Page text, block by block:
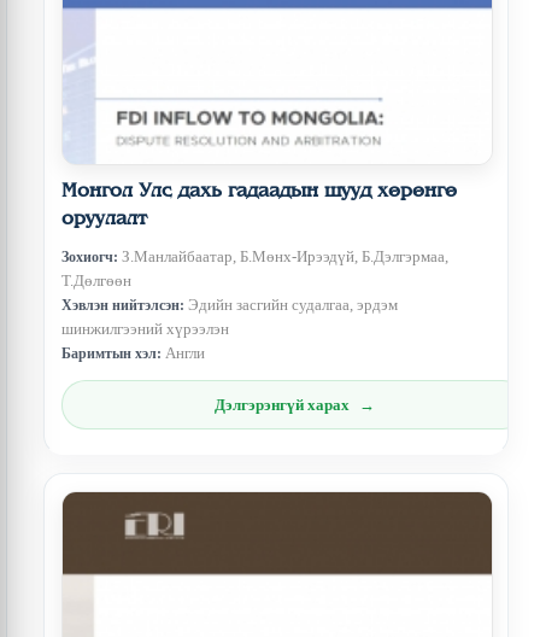
Монгол Улс дахь гадаадын шууд хөрөнгө
оруулалт
Зохиогч: З.Манлайбаатар, Б.Мөнх-Ирээдүй, Б.Дэлгэрмаа,
Т.Дөлгөөн
Хэвлэн нийтэлсэн: Эдийн засгийн судалгаа, эрдэм
шинжилгээний хүрээлэн
Баримтын хэл: Англи
Дэлгэрэнгүй харах